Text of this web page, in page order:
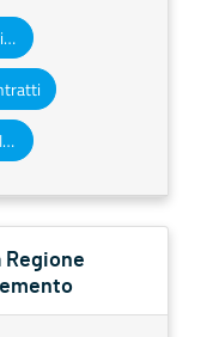
Atti degli enti locali e degli enti pubblici e privati
Altri atti e avvisi della Regione e di altri enti pubblici che interessano la collettività regionale